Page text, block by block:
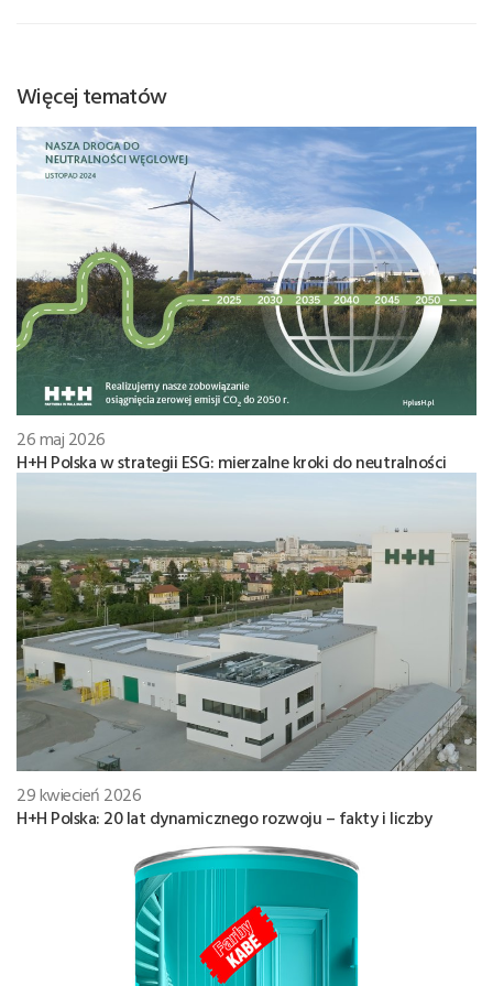
Więcej tematów
26 maj 2026
H+H Polska w strategii ESG: mierzalne kroki do neutralności
29 kwiecień 2026
H+H Polska: 20 lat dynamicznego rozwoju – fakty i liczby